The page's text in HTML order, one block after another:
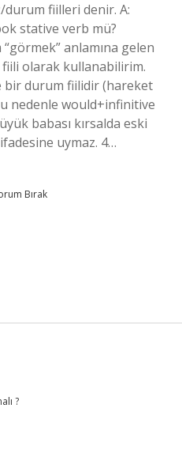
fiilleri denir. A:
stative verb mü?
anlamına gelen
olarak kullanabilirim.
bir durum fiilidir (hareket
nedenle would+infinitive
babası kırsalda eski
uymaz. 4…
Bırak
?